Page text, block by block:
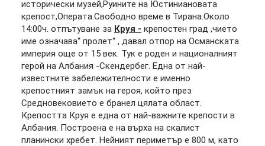
исторически музей,Руините на Юстиниановата
крепост,Операта.Свободно време в Тирана.Около
14:00ч. отпътуване за Круя - крепостен град ,чието
име означава“ пролет“ , давал отпор на Османската
империя още от 15 век. Тук е роден и националният
герой на Албания -Скендербег. Една от най-
известните забележителности е именно
крепостният замък на героя, който през
Средновековието е бранел цялата област.
Крепостта Круя е една от най-важните крепости в
Албания. Построена е на върха на скалист
планински хребет. Нейният периметър е 800 м, като